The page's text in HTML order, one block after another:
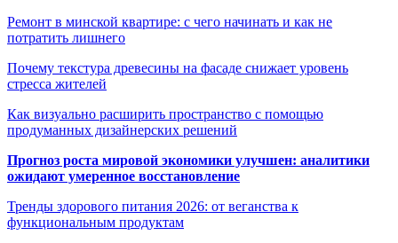
Ремонт в минской квартире: с чего начинать и как не
потратить лишнего
Почему текстура древесины на фасаде снижает уровень
стресса жителей
Как визуально расширить пространство с помощью
продуманных дизайнерских решений
Прогноз роста мировой экономики улучшен: аналитики
ожидают умеренное восстановление
Тренды здорового питания 2026: от веганства к
функциональным продуктам